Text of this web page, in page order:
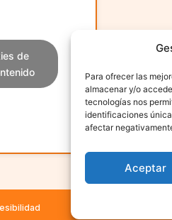
Para ofrecer las
almacenar y/o
tecnologías nos
identificaciones
afectar
Aceptar
de
Fundación Para